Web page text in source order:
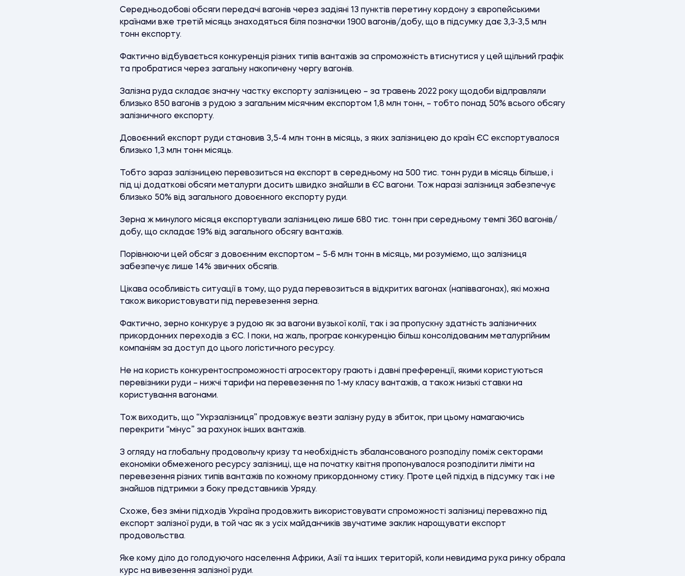
Середньодобові обсяги передачі вагонів через задіяні 13 пунктів перетину кордону з європейськими
країнами вже третій місяць знаходяться біля позначки 1900 вагонів/добу, що в підсумку дає 3,3-3,5 млн
тонн експорту.
Фактично відбувається конкуренція різних типів вантажів за спроможність втиснутися у цей щільний графік
та пробратися через загальну накопичену чергу вагонів.
Залізна руда складає значну частку експорту залізницею – за травень 2022 року щодоби відправляли
близько 850 вагонів з рудою з загальним місячним експортом 1,8 млн тонн, – тобто понад 50% всього обсягу
залізничного експорту.
Довоєнний експорт руди становив 3,5-4 млн тонн в місяць, з яких залізницею до країн ЄС експортувалося
близько 1,3 млн тонн місяць.
Тобто зараз залізницею перевозиться на експорт в середньому на 500 тис. тонн руди в місяць більше, і
під ці додаткові обсяги металурги досить швидко знайшли в ЄС вагони. Тож наразі залізниця забезпечує
близько 50% від загального довоєнного експорту руди.
Зерна ж минулого місяця експортували залізницею лише 680 тис. тонн при середньому темпі 360 вагонів/
добу, що складає 19% від загального обсягу вантажів.
Порівнюючи цей обсяг з довоєнним експортом – 5-6 млн тонн в місяць, ми розуміємо, що залізниця
забезпечує лише 14% звичних обсягів.
Цікава особливість ситуації в тому, що руда перевозиться в відкритих вагонах (напіввагонах), які можна
також використовувати під перевезення зерна.
Фактично, зерно конкурує з рудою як за вагони вузької колії, так і за пропускну здатність залізничних
прикордонних переходів з ЄС. І поки, на жаль, програє конкуренцію більш консолідованим металургійним
компаніям за доступ до цього логістичного ресурсу.
Не на користь конкурентоспроможності агросектору грають і давні преференції, якими користуються
перевізники руди – нижчі тарифи на перевезення по 1-му класу вантажів, а також низькі ставки на
користування вагонами.
Тож виходить, що “Укрзалізниця” продовжує везти залізну руду в збиток, при цьому намагаючись
перекрити “мінус” за рахунок інших вантажів.
З огляду на глобальну продовольчу кризу та необхідність збалансованого розподілу поміж секторами
економіки обмеженого ресурсу залізниці, ще на початку квітня пропонувалося розподілити ліміти на
перевезення різних типів вантажів по кожному прикордонному стику. Проте цей підхід в підсумку так і не
знайшов підтримки з боку представників Уряду.
Схоже, без зміни підходів Україна продовжить використовувати спроможності залізниці переважно під
експорт залізної руди, в той час як з усіх майданчиків звучатиме заклик нарощувати експорт
продовольства.
Яке кому діло до голодуючого населення Африки, Азії та інших територій, коли невидима рука ринку обрала
курс на вивезення залізної руди.